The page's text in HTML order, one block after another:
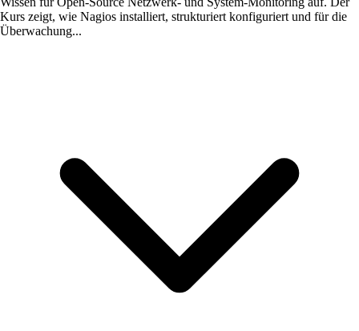
Kurs zeigt, wie Nagios installiert, strukturiert konfiguriert und für die
Überwachung...